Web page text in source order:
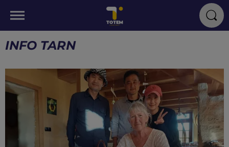
INFO TARN